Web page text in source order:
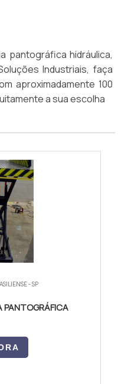
pantográfica hidráulica,
Industriais, faça
aproximadamente 100
a sua escolha
- SP
PANTOGRÁFICA